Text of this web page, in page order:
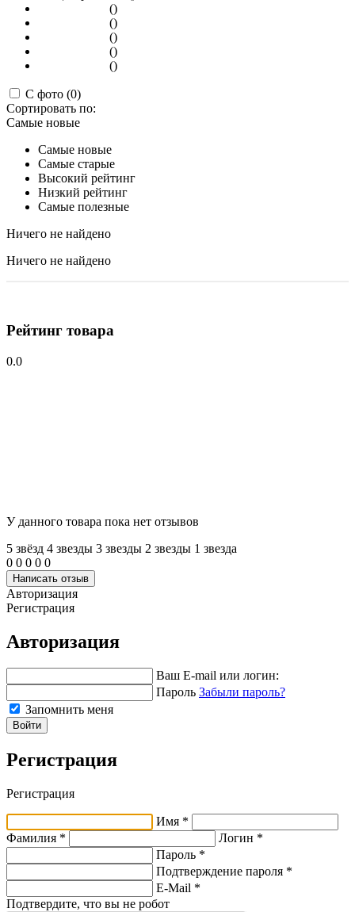
()
()
()
()
()
С фото (0)
Сортировать по:
Самые новые
Самые новые
Самые старые
Высокий рейтинг
Низкий рейтинг
Самые полезные
Ничего не найдено
Ничего не найдено
Рейтинг товара
0.0
У данного товара пока нет отзывов
5 звёзд 4 звeзды 3 звeзды 2 звeзды 1 звeзда
0 0 0 0 0
Написать отзыв
Авторизация
Регистрация
Авторизация
Ваш E-mail или логин:
Пароль Забыли пароль?
Запомнить меня
Войти
Регистрация
Регистрация
Имя *
Фамилия *
Логин *
Пароль *
Подтверждение пароля *
E-Mail *
Подтвердите, что вы не робот